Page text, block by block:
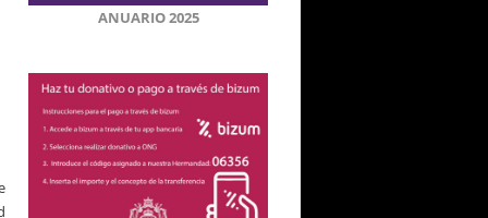
ANUARIO 2025